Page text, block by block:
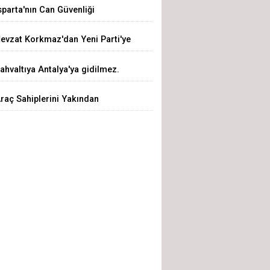
Hükümettir"
Can Güvenliği
Korkmaz'dan Yeni Parti'ye
Antalya'ya gidilmez.
Sahiplerini Yakından